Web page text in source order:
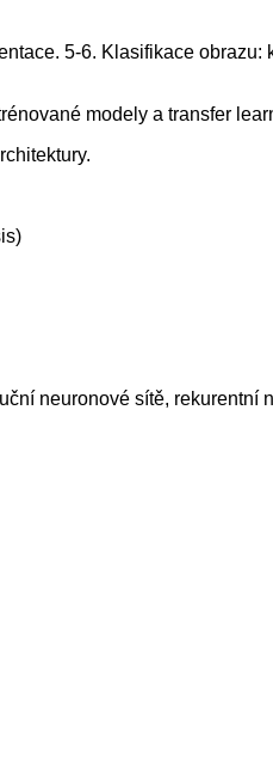
5-6. Klasifikace
modely a transfer
neuronové sítě, rekurentní